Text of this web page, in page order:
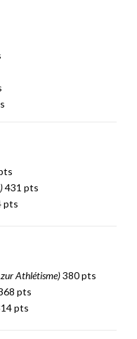
431 pts
pts
Athlétisme)380 pts
pts
pts